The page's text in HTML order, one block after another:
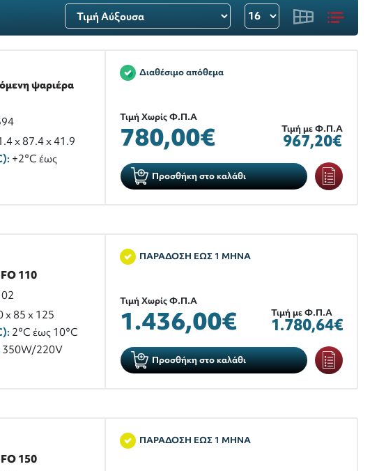
ψαριέρα
x 87.4 x 41.9
+2°C έως
Διαθέσιμο απόθεμα
Τιμή Χωρίς Φ.Π.Α
780,00€ Τιμή με Φ.Π.Α
967,20€
Προσθήκη στο καλάθι
110
x 85 x 125
2°C έως 10°C
350W/220V
ΠΑΡΑΔΟΣΗ ΕΩΣ 1 ΜΗΝΑ
Τιμή Χωρίς Φ.Π.Α
1.436,00€ Τιμή με Φ.Π.Α
1.780,64€
Προσθήκη στο καλάθι
150
ΠΑΡΑΔΟΣΗ ΕΩΣ 1 ΜΗΝΑ